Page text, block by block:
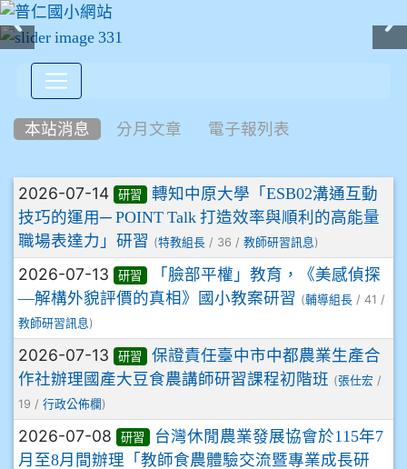
本站消息 分月文章 電子報列表
文章列表
2026-07-14 研習
轉知中原大學「ESB02溝通互動
技巧的運用─ POINT Talk 打造效率與順利的高能量
職場表達力」研習 (特教組長 / 36 / 教師研習訊息 )
2026-07-13 研習
「臉部平權」教育，《美感偵探
—解構外貌評價的真相》國小教案研習 (輔導組長 / 41 /
教師研習訊息 )
2026-07-13 研習
保證責任臺中市中都農業生產合
作社辦理國產大豆食農講師研習課程初階班 (張仕宏 /
19 / 行政公佈欄 )
2026-07-08 研習
台灣休閒農業發展協會於115年7
月至8月間辦理「教師食農體驗交流暨專業成長研